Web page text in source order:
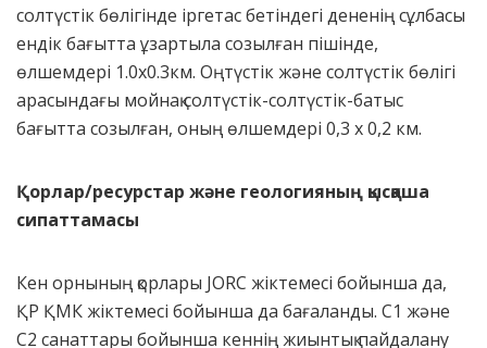
солтүстік бөлігінде іргетас бетіндегі дененің сұлбасы
ендік бағытта ұзартыла созылған пішінде,
өлшемдері 1.0х0.3км. Оңтүстік және солтүстік бөлігі
арасындағы мойнақ солтүстік-солтүстік-батыс
бағытта созылған, оның өлшемдері 0,3 х 0,2 км.
Қорлар/ресурстар және геологияның қысқаша
сипаттамасы
Кен орнының қорлары JORC жіктемесі бойынша да,
ҚР ҚМК жіктемесі бойынша да бағаланды. С1 және
С2 санаттары бойынша кеннің жиынтық пайдалану